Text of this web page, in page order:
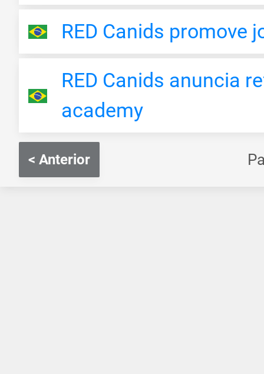
RED Canids promove
RED Canids anuncia
academy
< Anterior